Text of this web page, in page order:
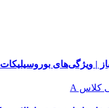
ویژگی‌های بوروسیلیکات ۳.۳